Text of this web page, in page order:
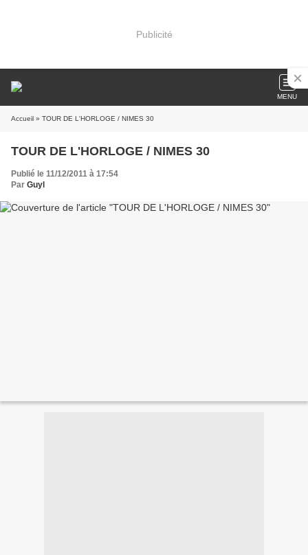
Publicité
MENU
Accueil » TOUR DE L'HORLOGE / NIMES 30
TOUR DE L'HORLOGE / NIMES 30
Publié le 11/12/2011 à 17:54
Par Guyl